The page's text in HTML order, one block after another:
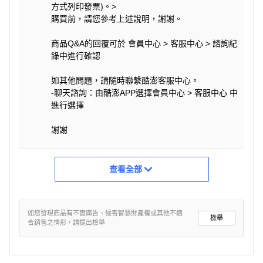
方式列印發票)。>
購買前，請您參考上述說明，謝謝。
商品Q&A的回覆可於 會員中心 > 客服中心 > 諮詢紀
錄中進行確認
如其他問題，請隨時聯繫酷澎客服中心。
-聊天諮詢：由酷澎APP選擇會員中心 > 客服中心 中
進行選擇
謝謝
查看全部
如您發現商品有不實廣告、侵害智慧財產權或其他不適
合銷售之情形，請提出檢舉
檢舉